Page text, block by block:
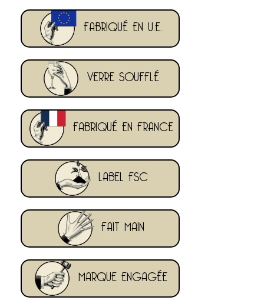
FABRIQUÉ EN U.E.
VERRE SOUFFLÉ
FABRIQUÉ EN FRANCE
LABEL FSC
FAIT MAIN
MARQUE ENGAGÉE